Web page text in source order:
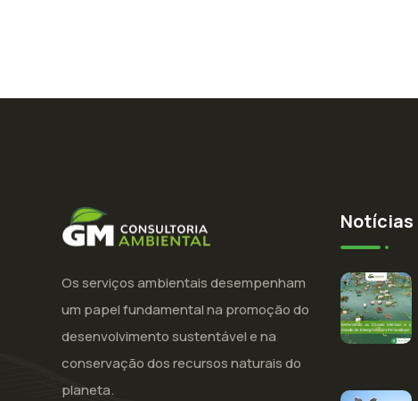
Os serviços ambientais desempenham
um papel fundamental na promoção do
desenvolvimento sustentável e na
conservação dos recursos naturais do
planeta.
Notícias